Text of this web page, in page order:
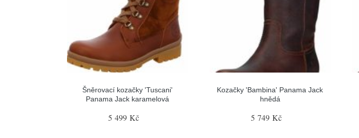
Šněrovací kozačky 'Tuscani'
Panama Jack karamelová
5 499 Kč
Kozačky 'Bambina' Panama Jack
hnědá
5 749 Kč